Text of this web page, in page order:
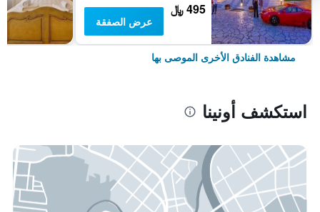
495 ﷼
عرض الصفقة
مشاهدة الفنادق الأخرى الموصى بها
استكشف أونينا